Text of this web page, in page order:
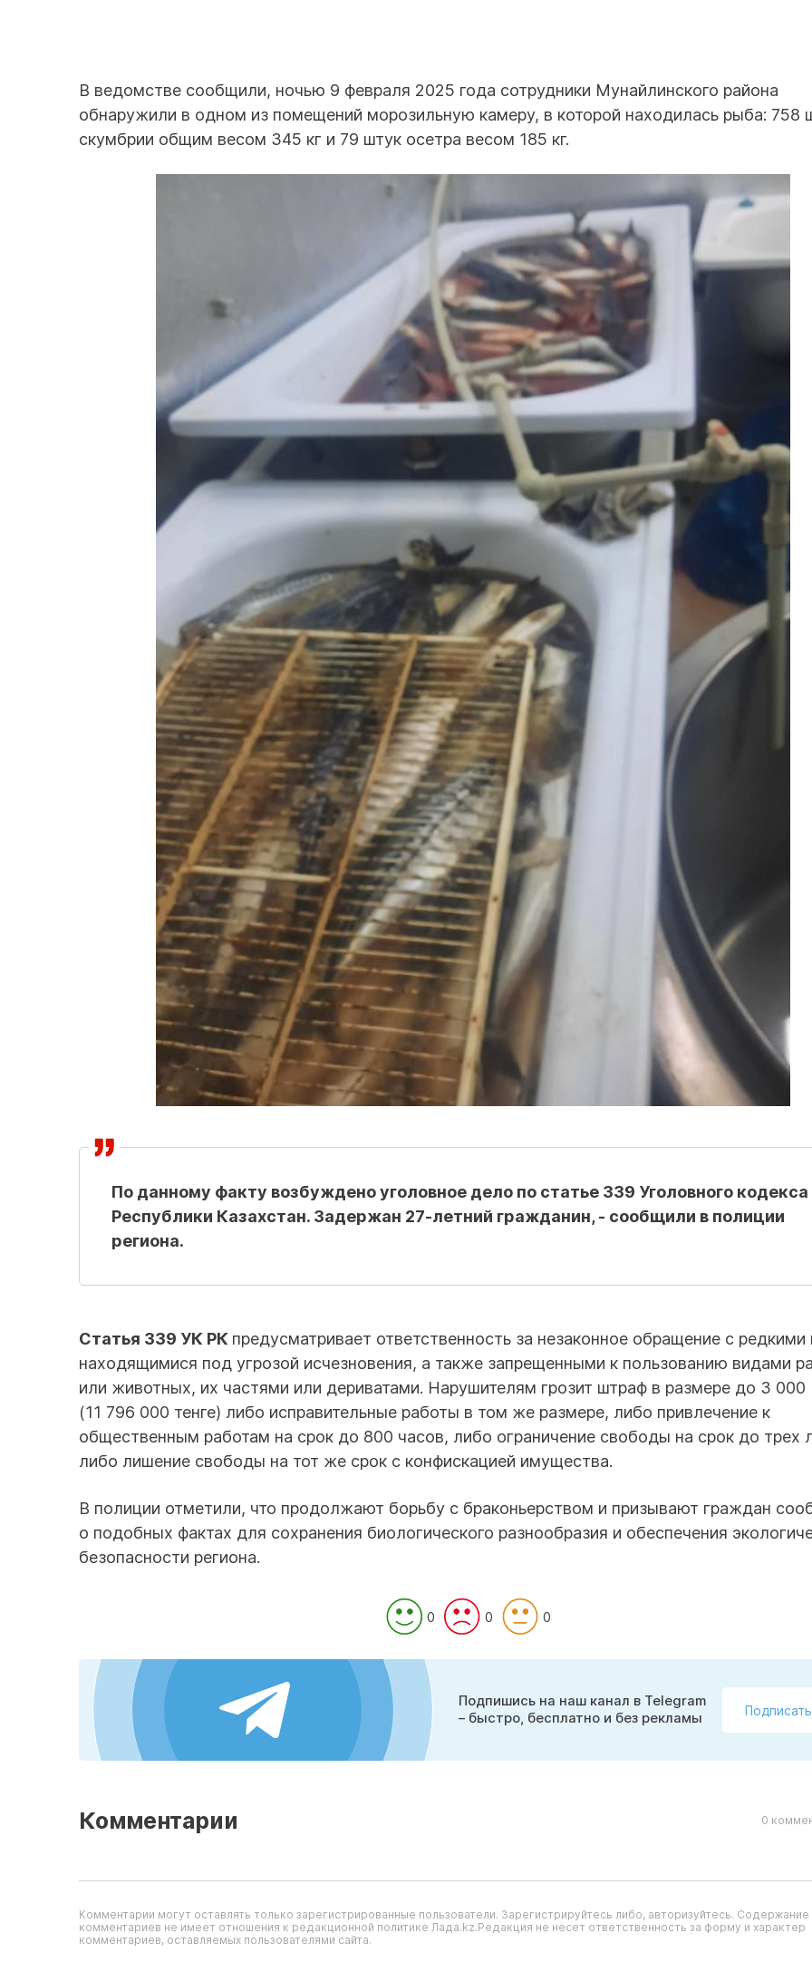
В ведомстве сообщили, ночью 9 февраля 2025 года сотрудники Мунайлинского района
обнаружили в одном из помещений морозильную камеру, в которой находилась рыба: 758
скумбрии общим весом 345 кг и 79 штук осетра весом 185 кг.
По данному факту возбуждено уголовное дело по статье 339 Уголовного кодекса
Республики Казахстан. Задержан 27-летний гражданин, - сообщили в полиции
региона.
Статья 339 УК РК предусматривает ответственность за незаконное обращение с редкими
находящимися под угрозой исчезновения, а также запрещенными к пользованию видами
или животных, их частями или дериватами. Нарушителям грозит штраф в размере до 3
(11 796 000 тенге) либо исправительные работы в том же размере, либо привлечение к
общественным работам на срок до 800 часов, либо ограничение свободы на срок до трех
либо лишение свободы на тот же срок с конфискацией имущества.
В полиции отметили, что продолжают борьбу с браконьерством и призывают граждан
о подобных фактах для сохранения биологического разнообразия и обеспечения
безопасности региона.
0 0 0
Подпишись на наш канал в Telegram
– быстро, бесплатно и без рекламы
Комментарии 0
Комментарии могут оставлять только зарегистрированные пользователи. Зарегистрируйтесь либо, авторизуйтесь. Содержание
комментариев не имеет отношения к редакционной политике Лада.kz.Редакция не несет ответственность за форму и характер
комментариев, оставляемых пользователями сайта.